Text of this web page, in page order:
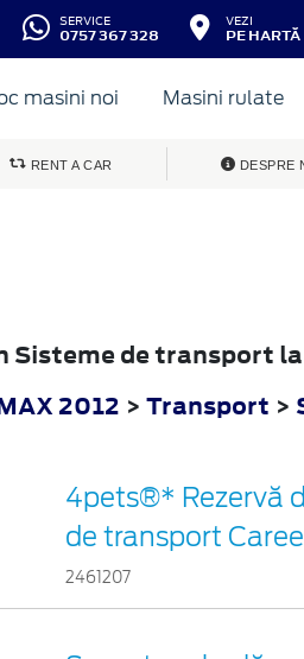
SERVICE
0757 367 328
VEZI
PE HARTĂ
masini noi Masini rulate
RENT A CAR DESPRE
Sisteme de transport
2012 > Transport >
4pets®* Rezervă
de transport
2461207